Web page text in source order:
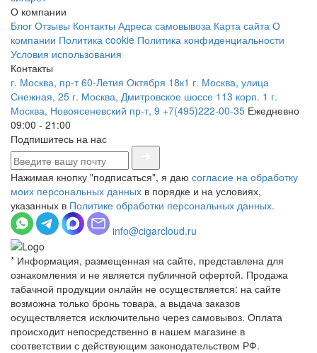
О компании
Блог Отзывы Контакты Адреса самовывоза Карта сайта О
компании Политика cookie Политика конфиденциальности
Условия использования
Контакты
г. Москва, пр-т 60-Летия Октября 18к1 г. Москва, улица
Снежная, 25 г. Москва, Дмитровское шоссе 113 корп. 1 г.
Москва, Новоясеневский пр-т, 9 +7(495)222-00-35 Ежедневно
09:00 - 21:00
Подпишитесь на нас
Нажимая кнопку "подписаться", я даю согласие на обработку
моих персональных данных в порядке и на условиях,
указанных в Политике обработки персональных данных.
info@cigarcloud.ru
* Информация, размещенная на сайте, представлена для
ознакомления и не является публичной офертой. Продажа
табачной продукции онлайн не осуществляется: на сайте
возможна только бронь товара, а выдача заказов
осуществляется исключительно через самовывоз. Оплата
происходит непосредственно в нашем магазине в
соответствии с действующим законодательством РФ.